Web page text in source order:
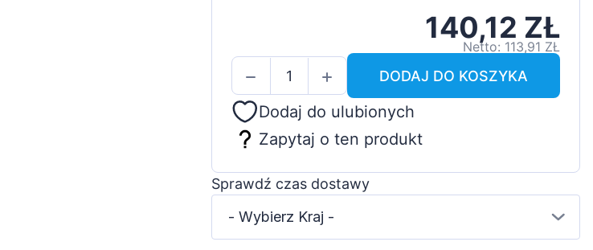
140,12 ZŁ
Netto: 113,91 ZŁ
DODAJ DO KOSZYKA
Dodaj do ulubionych
Zapytaj o ten produkt
Sprawdź czas dostawy
- Wybierz Kraj -